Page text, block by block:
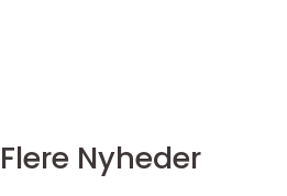
Flere Nyheder